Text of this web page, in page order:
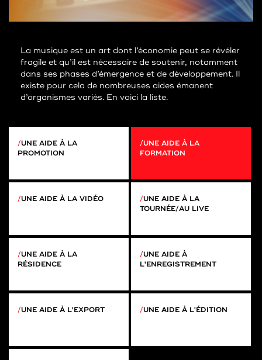
La musique est un art dont l’économie peut se révéler
fragile et qu’il est nécessaire de soutenir, notamment
dans ses phases d’émergence et de développement. Il
existe pour cela de nombreuses aides émanent
d’organismes variés. En voici la liste.
UNE AIDE À LA
PROMOTION
UNE AIDE À LA
FORMATION
UNE AIDE À LA VIDÉO
UNE AIDE À LA
TOURNÉE/AU LIVE
UNE AIDE À LA
RÉSIDENCE
UNE AIDE À
L'ENREGISTREMENT
UNE AIDE À L'EXPORT UNE AIDE À L'ÉDITION